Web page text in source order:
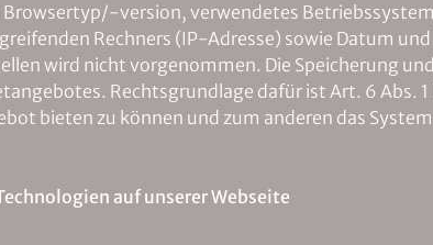
version, verwendetes
Rechners (IP-Adresse) sowie Datum
wird nicht vorgenommen. Die Speicherung
Rechtsgrundlage dafür ist Art. 6 Abs.
bieten zu können und zum anderen das
auf unserer Webseite